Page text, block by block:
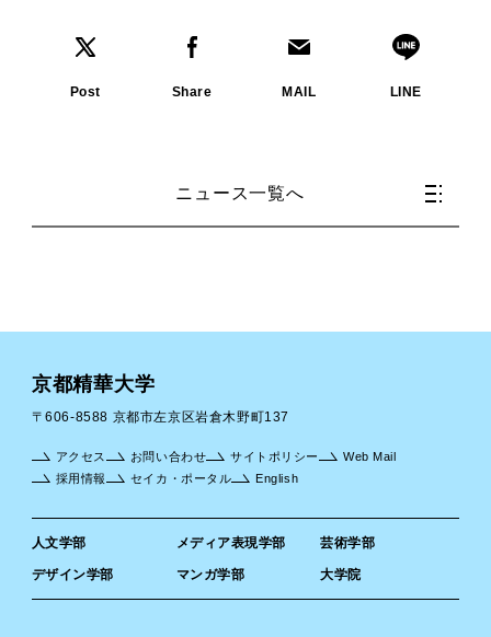
Post Share MAIL LINE
ニュース一覧へ
京都精華大学
〒606-8588 京都市左京区岩倉木野町137
人文学部 メディア表現学部 芸術学部
デザイン学部 マンガ学部 大学院
アクセス お問い合わせ サイトポリシー
Web Mail
採用情報
セイカ・ポータル English